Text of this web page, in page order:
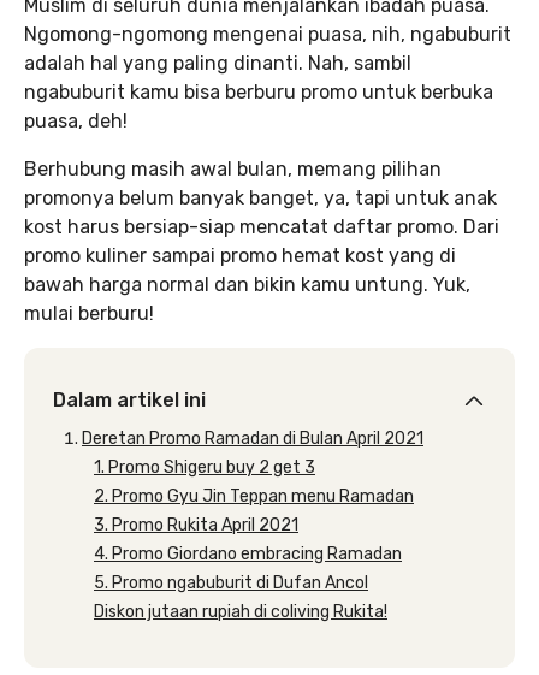
Muslim di seluruh dunia menjalankan ibadah puasa.
Ngomong-ngomong mengenai puasa, nih, ngabuburit
adalah hal yang paling dinanti. Nah, sambil
ngabuburit kamu bisa berburu promo untuk berbuka
puasa, deh!
Berhubung masih awal bulan, memang pilihan
promonya belum banyak banget, ya, tapi untuk anak
kost harus bersiap-siap mencatat daftar promo. Dari
promo kuliner sampai promo hemat kost yang di
bawah harga normal dan bikin kamu untung. Yuk,
mulai berburu!
Dalam artikel ini
Deretan Promo Ramadan di Bulan April 2021
1. Promo Shigeru buy 2 get 3
2. Promo Gyu Jin Teppan menu Ramadan
3. Promo Rukita April 2021
4. Promo Giordano embracing Ramadan
5. Promo ngabuburit di Dufan Ancol
Diskon jutaan rupiah di coliving Rukita!